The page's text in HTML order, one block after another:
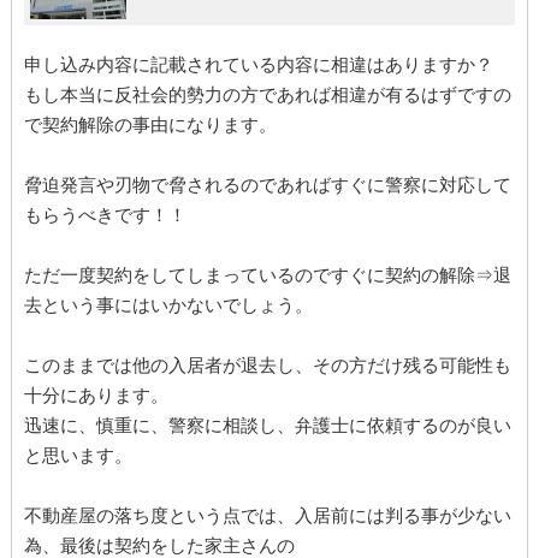
申し込み内容に記載されている内容に相違はありますか？
もし本当に反社会的勢力の方であれば相違が有るはずですの
で契約解除の事由になります。
脅迫発言や刃物で脅されるのであればすぐに警察に対応して
もらうべきです！！
ただ一度契約をしてしまっているのですぐに契約の解除⇒退
去という事にはいかないでしょう。
このままでは他の入居者が退去し、その方だけ残る可能性も
十分にあります。
迅速に、慎重に、警察に相談し、弁護士に依頼するのが良い
と思います。
不動産屋の落ち度という点では、入居前には判る事が少ない
為、最後は契約をした家主さんの